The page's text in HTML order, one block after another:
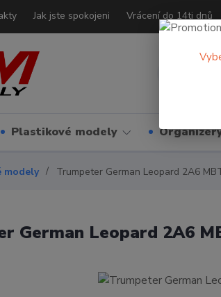
Jak jste spokojeni Vrácení do 14ti dnů
Plastikové modely
modely Trumpeter German Leopard 2A6
German Leopard 2A6